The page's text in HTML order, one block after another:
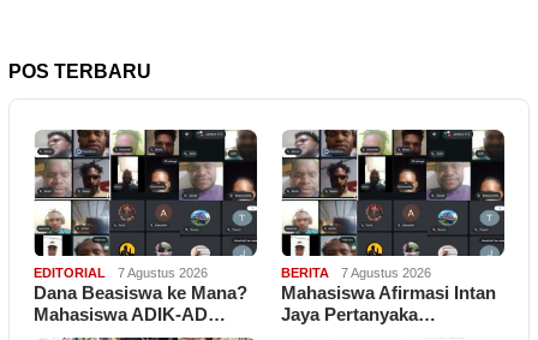
POS TERBARU
EDITORIAL 7 Agustus 2026
Dana Beasiswa ke Mana?
Mahasiswa ADIK-AD…
BERITA 7 Agustus 2026
Mahasiswa Afirmasi Intan
Jaya Pertanyaka…